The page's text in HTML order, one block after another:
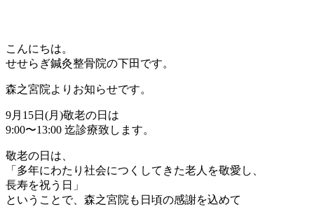
こんにちは。
せせらぎ鍼灸整骨院の下田です。
森之宮院よりお知らせです。
9月15日(月)敬老の日は
9:00〜13:00 迄診療致します。
敬老の日は、
「多年にわたり社会につくしてきた老人を敬愛し、
長寿を祝う日」
ということで、森之宮院も日頃の感謝を込めて